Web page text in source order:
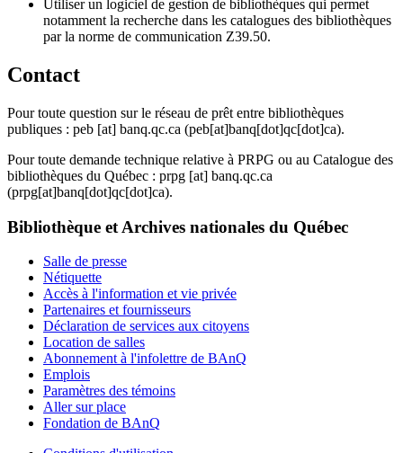
Utiliser un logiciel de gestion de bibliothèques qui permet
notamment la recherche dans les catalogues des bibliothèques
par la norme de communication Z39.50.
Contact
Pour toute question sur le réseau de prêt entre bibliothèques
publiques : peb [at] banq.qc.ca (peb[at]banq[dot]qc[dot]ca).
Pour toute demande technique relative à PRPG ou au Catalogue des
bibliothèques du Québec : prpg [at] banq.qc.ca
(prpg[at]banq[dot]qc[dot]ca).
Bibliothèque et Archives nationales du Québec
Salle de presse
Nétiquette
Accès à l'information et vie privée
Partenaires et fournisseurs
Déclaration de services aux citoyens
Location de salles
Abonnement à l'infolettre de BAnQ
Emplois
Paramètres des témoins
Aller sur place
Fondation de BAnQ